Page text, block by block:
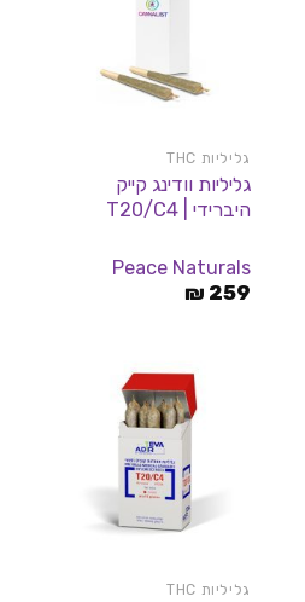
גליליות THC
גליליות וודינג קייק
היברידי | T20/C4
Peace Naturals
259
₪
גליליות THC